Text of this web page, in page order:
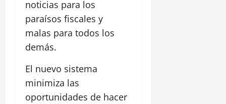
noticias para los
paraísos fiscales y
malas para todos los
demás.
El nuevo sistema
minimiza las
oportunidades de hacer